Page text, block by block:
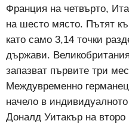
Франция на четвърто,
на шесто място. Пътят
като само 3,14 точки
държави.
запазват първите три
Междувременно
начело в
Доналд Уитакър на